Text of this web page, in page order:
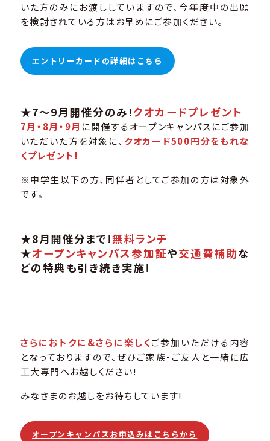
いた方のみにお渡ししていますので、今年度中の出願
を検討されている方はお早めにご参加ください。
エントリーカードの詳細はこちら
★7～9月開催分のみ!クオカードプレゼント
7月・8月・9月 に開催するオープンキャンパスにご参加
いただいた方を対象に、 クオカード500円分をもれな
くプレゼント!
※中学生以下の方、同伴者としてご参加の方は対象外
です。
★8月開催分まで!無料ランチ
★オープンキャンパス参加証や交通費補助な
どの特典も引き続き実施!
さらにおトクに&さらに楽しくご参加いただける内容
となっておりますので、ぜひご家族・ご友人と一緒に広
工大専門へお越しください!
みなさまのお越しをお待ちしています!
オープンキャンパスお申込みはこちらから